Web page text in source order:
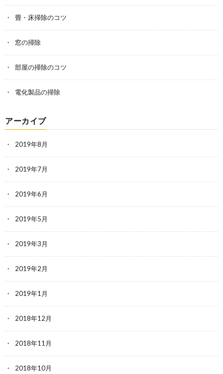
畳・床掃除のコツ
窓の掃除
部屋の掃除のコツ
電化製品の掃除
アーカイブ
2019年8月
2019年7月
2019年6月
2019年5月
2019年3月
2019年2月
2019年1月
2018年12月
2018年11月
2018年10月